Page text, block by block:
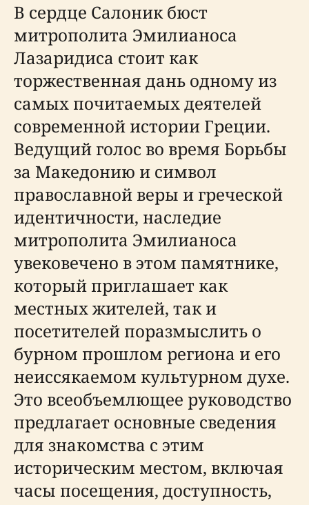
В сердце Салоник бюст
митрополита Эмилианоса
Лазаридиса стоит как
торжественная дань одному из
самых почитаемых деятелей
современной истории Греции.
Ведущий голос во время Борьбы
за Македонию и символ
православной веры и греческой
идентичности, наследие
митрополита Эмилианоса
увековечено в этом памятнике,
который приглашает как
местных жителей, так и
посетителей поразмыслить о
бурном прошлом региона и его
неиссякаемом культурном духе.
Это всеобъемлющее руководство
предлагает основные сведения
для знакомства с этим
историческим местом, включая
часы посещения, доступность,